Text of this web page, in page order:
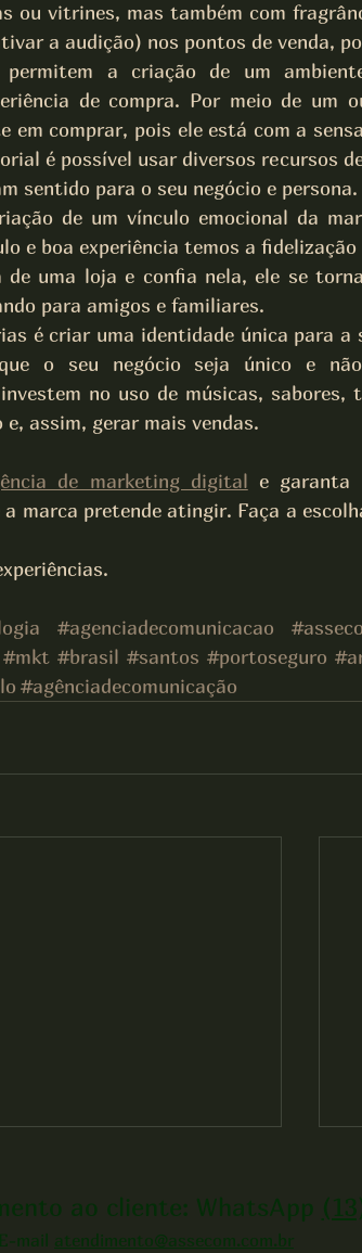
ou vitrines, mas também com
a audição) nos pontos de venda,
permitem a criação de um
de compra. Por meio de um
em comprar, pois ele está com a
é possível usar diversos recursos
sentido para o seu negócio e persona.
de um vínculo emocional da
e boa experiência temos a
uma loja e confia nela, ele se
para amigos e familiares.
é criar uma identidade única para a
o seu negócio seja único e
no uso de músicas, sabores,
assim, gerar mais vendas.
de marketing digital e garanta
marca pretende atingir. Faça a
#agenciadecomunicacao
#mkt #brasil #santos #portoseguro
#agênciadecomunicação
ao cliente: WhatsApp
E-mail atendimento@assecom.com.br